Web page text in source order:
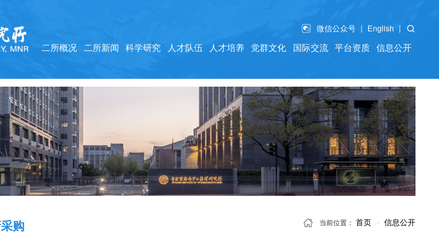
微信公众号 English
二所概况 二所新闻 科学研究 人才队伍 人才培养 党群文化 国际交流 平台资质 信息公开
购 当前位置： 首页 信息公开